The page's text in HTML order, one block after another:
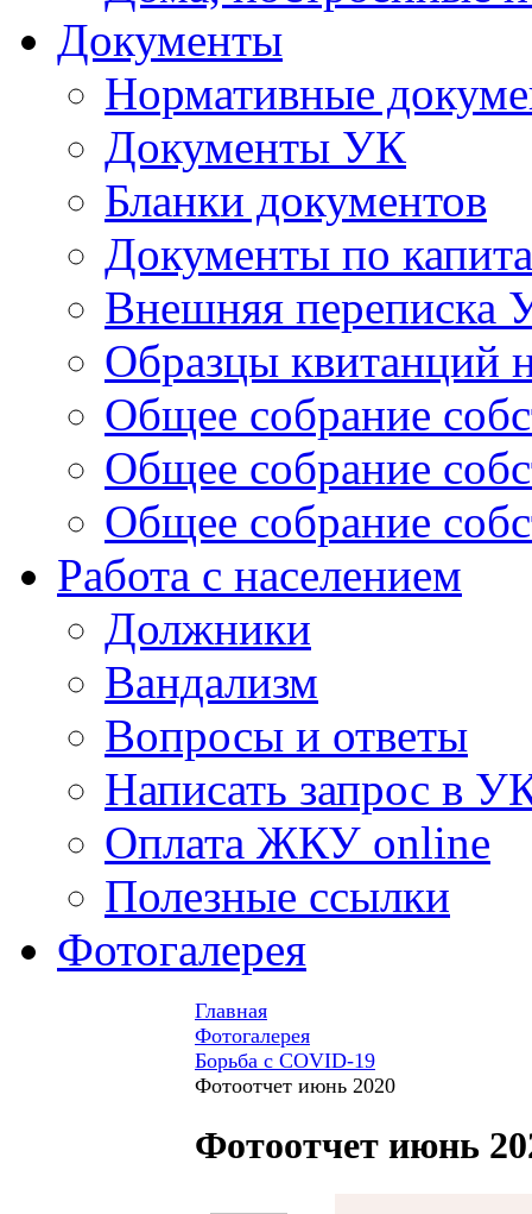
Документы
Нормативные
Документы УК
Бланки документов
Документы по
Внешняя переписка
Образцы квитанций
Общее собрание
Общее собрание
Общее собрание
Работа с населением
Должники
Вандализм
Вопросы и ответы
Написать запрос в
Оплата ЖКУ online
Полезные ссылки
Фотогалерея
Главная
Фотогалерея
Борьба с COVID-19
Фотоотчет июнь 2020
Фотоотчет июнь